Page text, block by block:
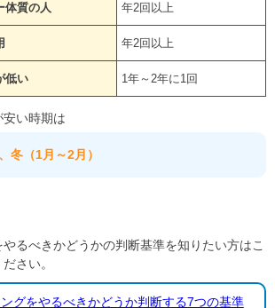
体質の人 年2回以上
年2回以上
低い 1年～2年に1回
い時期は
冬（1月～2月）
るべきかどうかの判断基準を知りたい方はこ
さい。
グをやるべきかどうか判断する7つの基準